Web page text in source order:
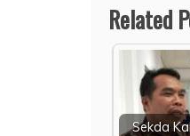
Related
Sekda